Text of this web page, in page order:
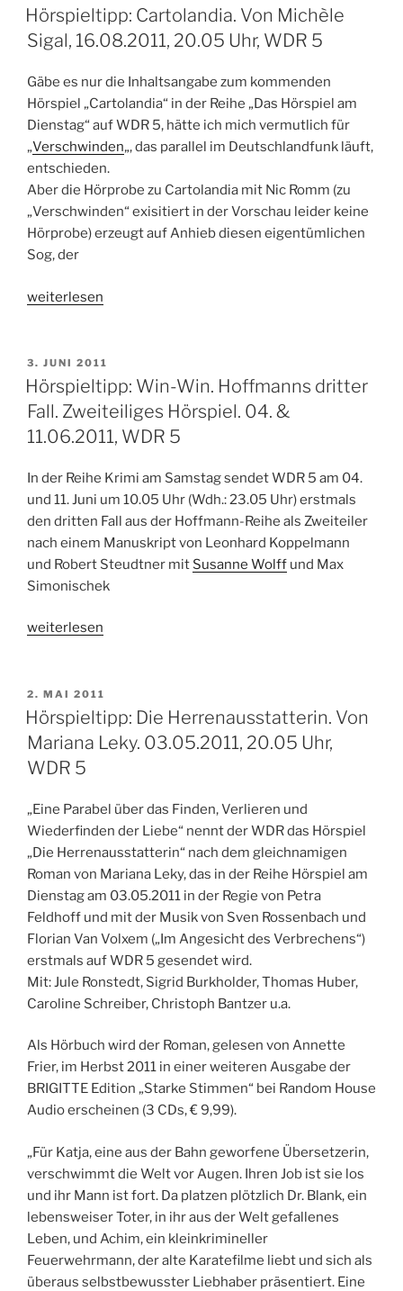
Von
Thommie
Bayer
–
30.08.2011,
20.05
Uhr,
WDR
5“
AM
Hörspieltipp: Cartolandia. Von Michèle
Sigal, 16.08.2011, 20.05 Uhr, WDR 5
Gäbe es nur die Inhaltsangabe zum kommenden
Hörspiel „Cartolandia“ in der Reihe „Das Hörspiel am
Dienstag“ auf WDR 5, hätte ich mich vermutlich für
„Verschwinden„, das parallel im Deutschlandfunk läuft,
entschieden.
Aber die Hörprobe zu Cartolandia mit Nic Romm (zu
„Verschwinden“ exisitiert in der Vorschau leider keine
Hörprobe) erzeugt auf Anhieb diesen eigentümlichen
Sog, der
„Hörspieltipp:
Michèle
Sigal,
16.08.2011,
Uhr,
weiterlesen
VERÖFFENTLICHT
AM
3. JUNI 2011
Hörspieltipp: Win-Win. Hoffmanns dritter
Fall. Zweiteiliges Hörspiel. 04. &
11.06.2011, WDR 5
In der Reihe Krimi am Samstag sendet WDR 5 am 04.
und 11. Juni um 10.05 Uhr (Wdh.: 23.05 Uhr) erstmals
den dritten Fall aus der Hoffmann-Reihe als Zweiteiler
nach einem Manuskript von Leonhard Koppelmann
und Robert Steudtner mit Susanne Wolff und Max
Simonischek
„Hörspieltipp:
Hoffmanns
dritter
Fall.
Hörspiel.
04.
&
11.06.2011,
WDR
5“
weiterlesen
VERÖFFENTLICHT
AM
2. MAI 2011
Hörspieltipp: Die Herrenausstatterin. Von
Mariana Leky. 03.05.2011, 20.05 Uhr,
WDR 5
„Eine Parabel über das Finden, Verlieren und
Wiederfinden der Liebe“ nennt der WDR das Hörspiel
„Die Herrenausstatterin“ nach dem gleichnamigen
Roman von Mariana Leky, das in der Reihe Hörspiel am
Dienstag am 03.05.2011 in der Regie von Petra
Feldhoff und mit der Musik von Sven Rossenbach und
Florian Van Volxem („Im Angesicht des Verbrechens“)
erstmals auf WDR 5 gesendet wird.
Mit: Jule Ronstedt, Sigrid Burkholder, Thomas Huber,
Caroline Schreiber, Christoph Bantzer u.a.
Als Hörbuch wird der Roman, gelesen von Annette
Frier, im Herbst 2011 in einer weiteren Ausgabe der
BRIGITTE Edition „Starke Stimmen“ bei Random House
Audio erscheinen (3 CDs, € 9,99).
„Für Katja, eine aus der Bahn geworfene Übersetzerin,
verschwimmt die Welt vor Augen. Ihren Job ist sie los
und ihr Mann ist fort. Da platzen plötzlich Dr. Blank, ein
lebensweiser Toter, in ihr aus der Welt gefallenes
Leben, und Achim, ein kleinkrimineller
Feuerwehrmann, der alte Karatefilme liebt und sich als
überaus selbstbewusster Liebhaber präsentiert. Eine